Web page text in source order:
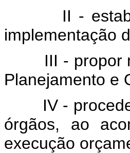
II -
implementação
III - propor
Planejamento e
IV - proceder,
órgãos, ao
execução